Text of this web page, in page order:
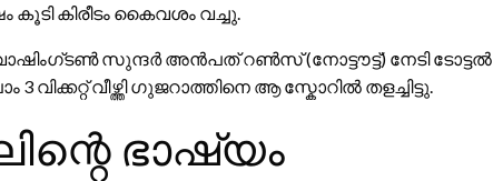
കൂടി കിരീടം കൈവശം വച്ചു.
സുന്ദർ അൻപത് റൺസ് (നോട്ടൗട്ട്) നേടി ടോട്ടൽ
വീഴ്ത്തി ഗുജറാത്തിനെ ആ സ്കോറിൽ തളച്ചിട്ടു.
ഭാഷ്യം